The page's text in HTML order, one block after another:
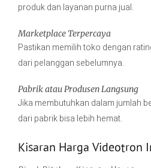
produk dan layanan purna jual.
Marketplace Terpercaya
Pastikan memilih toko dengan
dari pelanggan sebelumnya.
Pabrik atau Produsen Langsung
Jika membutuhkan dalam jumlah
dari pabrik bisa lebih hemat.
Kisaran Harga Videotron